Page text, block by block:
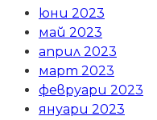
юни 2023
май 2023
април 2023
март 2023
февруари 2023
януари 2023